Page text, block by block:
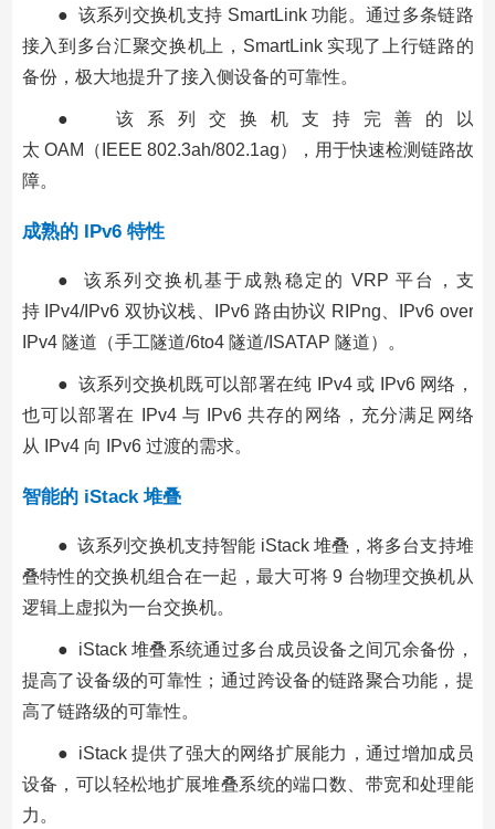
● 该系列交换机支持 SmartLink 功能。通过多条链路
接入到多台汇聚交换机上，SmartLink 实现了上行链路的
备份，极大地提升了接入侧设备的可靠性。
● 该系列交换机支持完善的以
太 OAM（IEEE 802.3ah/802.1ag），用于快速检测链路故
障。
成熟的 IPv6 特性
● 该系列交换机基于成熟稳定的 VRP 平台，支
持 IPv4/IPv6 双协议栈、IPv6 路由协议 RIPng、IPv6 over
IPv4 隧道（手工隧道/6to4 隧道/ISATAP 隧道）。
● 该系列交换机既可以部署在纯 IPv4 或 IPv6 网络，
也可以部署在 IPv4 与 IPv6 共存的网络，充分满足网络
从 IPv4 向 IPv6 过渡的需求。
智能的 iStack 堆叠
● 该系列交换机支持智能 iStack 堆叠，将多台支持堆
叠特性的交换机组合在一起，最大可将 9 台物理交换机从
逻辑上虚拟为一台交换机。
● iStack 堆叠系统通过多台成员设备之间冗余备份，
提高了设备级的可靠性；通过跨设备的链路聚合功能，提
高了链路级的可靠性。
● iStack 提供了强大的网络扩展能力，通过增加成员
设备，可以轻松地扩展堆叠系统的端口数、带宽和处理能
力。